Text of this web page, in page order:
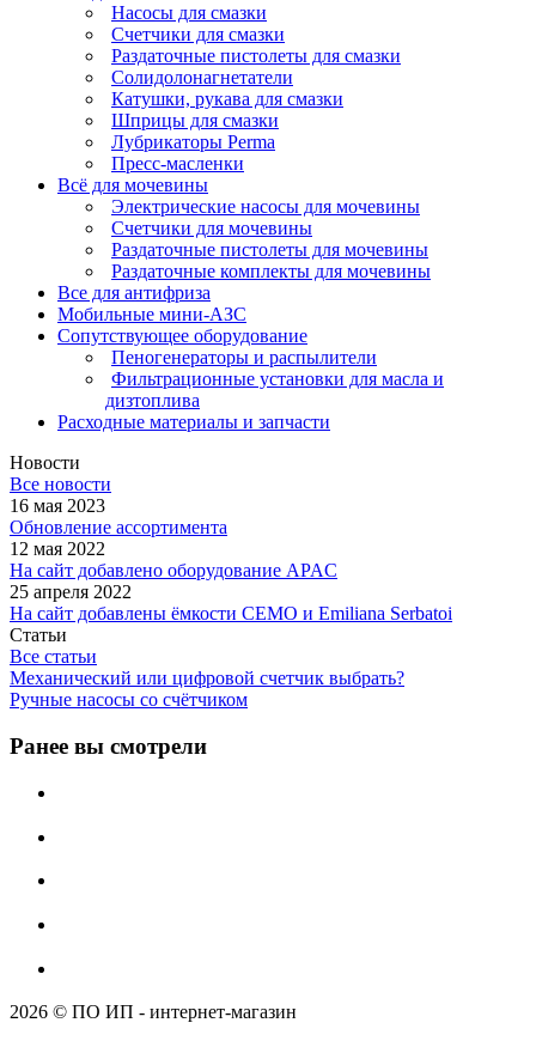
Насосы для смазки
Счетчики для смазки
Раздаточные пистолеты для смазки
Солидолонагнетатели
Катушки, рукава для смазки
Шприцы для смазки
Лубрикаторы Perma
Пресс-масленки
Всё для мочевины
Электрические насосы для мочевины
Счетчики для мочевины
Раздаточные пистолеты для мочевины
Раздаточные комплекты для мочевины
Все для антифриза
Мобильные мини-АЗС
Сопутствующее оборудование
Пеногенераторы и распылители
Фильтрационные установки для масла и
дизтоплива
Расходные материалы и запчасти
Новости
Все новости
16 мая 2023
Обновление ассортимента
12 мая 2022
На сайт добавлено оборудование APAC
25 апреля 2022
На сайт добавлены ёмкости CEMO и Emiliana Serbatoi
Статьи
Все статьи
Механический или цифровой счетчик выбрать?
Ручные насосы со счётчиком
Ранее вы смотрели
2026 © ПО ИП - интернет-магазин